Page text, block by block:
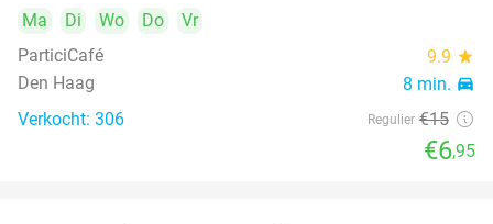
Ma Di Wo Do
Vr
ParticiCafé
9.9 star
Den Haag 8 min. directions_car
Verkocht: 306 Regulier €15
€6,95